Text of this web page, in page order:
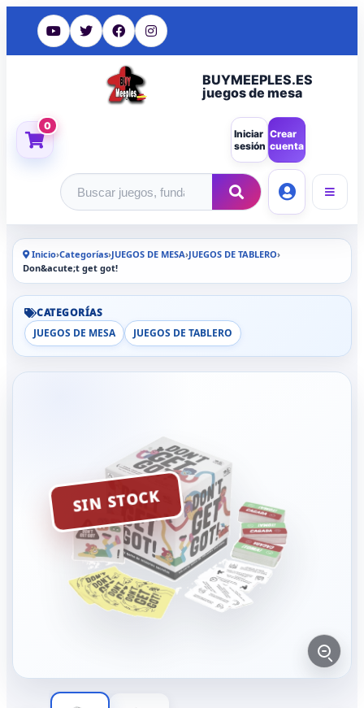
BUYMEEPLES.ES
juegos de mesa
0
Iniciar
sesión
Crear
cuenta
Buscar productos
Inicio›Categorías›JUEGOS DE MESA›JUEGOS DE TABLERO›
Don&acute;t get got!
CATEGORÍAS
JUEGOS DE MESA
JUEGOS DE TABLERO
SIN STOCK